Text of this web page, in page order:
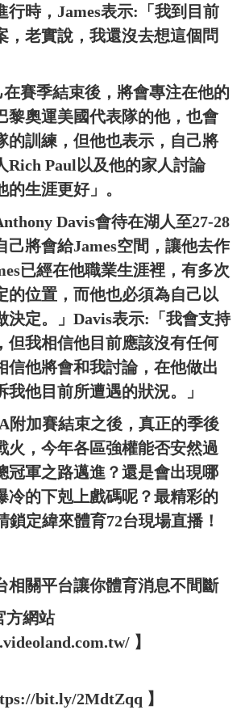
行時，James表示:「我到目前
，老實說，我還沒去想這個問
在賽季結束後，將會專注在他的
黎奧運美國代表隊的他，也會
的訓練，但他也表示，自己將
Rich Paul以及他的家人討論
的生涯更好」。
Davis會待在湖人至27-28
己將會給James空間，讓他去作
已經在他職業生涯裡，有多次
的位置，而他也必須為自己以
決定。」Davis表示:「我會支持
但我相信他目前應該沒有任何
信他將會和我討論，在他做出
我他目前所遭遇的狀況。」
附加賽結束之後，真正的季後
火，今年各區強權能否安然過
冠軍之路邁進？還是會出現哪
冷的下剋上戲碼呢？最精彩的
鎖定緯來體育72台現場直播！
相關平台讓你體育消息不間斷
方網站
】
bit.ly/2MdtZqq 】